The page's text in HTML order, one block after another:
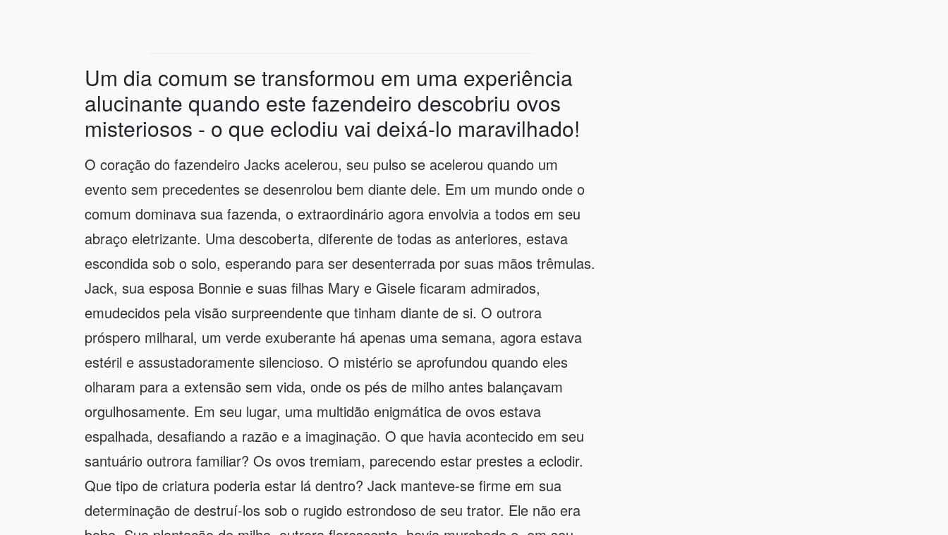
Um dia comum se transformou em uma experiência
alucinante quando este fazendeiro descobriu ovos
misteriosos - o que eclodiu vai deixá-lo maravilhado!
O coração do fazendeiro Jacks acelerou, seu pulso se acelerou quando um
evento sem precedentes se desenrolou bem diante dele. Em um mundo onde o
comum dominava sua fazenda, o extraordinário agora envolvia a todos em seu
abraço eletrizante. Uma descoberta, diferente de todas as anteriores, estava
escondida sob o solo, esperando para ser desenterrada por suas mãos trêmulas.
Jack, sua esposa Bonnie e suas filhas Mary e Gisele ficaram admirados,
emudecidos pela visão surpreendente que tinham diante de si. O outrora
próspero milharal, um verde exuberante há apenas uma semana, agora estava
estéril e assustadoramente silencioso. O mistério se aprofundou quando eles
olharam para a extensão sem vida, onde os pés de milho antes balançavam
orgulhosamente. Em seu lugar, uma multidão enigmática de ovos estava
espalhada, desafiando a razão e a imaginação. O que havia acontecido em seu
santuário outrora familiar? Os ovos tremiam, parecendo estar prestes a eclodir.
Que tipo de criatura poderia estar lá dentro? Jack manteve-se firme em sua
determinação de destruí-los sob o rugido estrondoso de seu trator. Ele não era